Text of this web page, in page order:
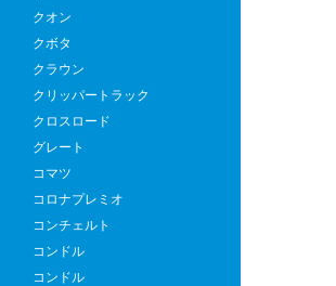
クオン
クボタ
クラウン
クリッパートラック
クロスロード
グレート
コマツ
コロナプレミオ
コンチェルト
コンドル
コンドル